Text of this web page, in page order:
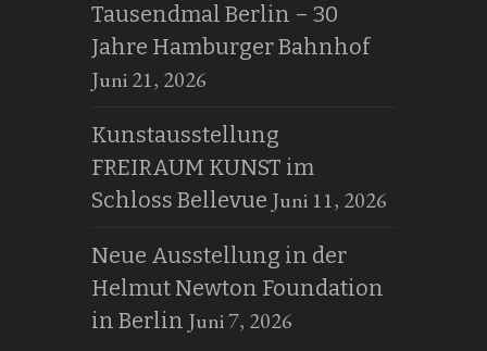
Tausendmal Berlin – 30
Jahre Hamburger Bahnhof
Juni 21, 2026
Kunstausstellung
FREIRAUM KUNST im
Schloss Bellevue Juni 11, 2026
Neue Ausstellung in der
Helmut Newton Foundation
in Berlin Juni 7, 2026